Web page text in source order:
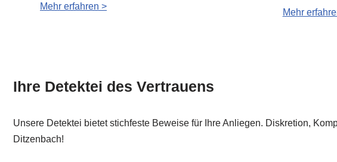
Mehr erfahren >
Mehr
Ihre Detektei des Vertrauens
Unsere Detektei bietet stichfeste Beweise für Ihre Anliegen. Diskretion,
Ditzenbach!